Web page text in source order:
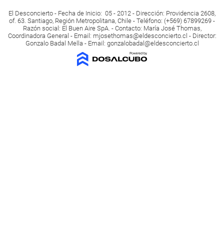
El Desconcierto - Fecha de Inicio: 05 - 2012 - Dirección: Providencia 2608,
of. 63. Santiago, Región Metropolitana, Chile - Teléfono: (+569) 67899269 -
Razón social: El Buen Aire SpA. - Contacto: María José Thomas,
Coordinadora General - Email: mjosethomas@eldesconcierto.cl - Director:
Gonzalo Badal Mella - Email: gonzalobadal@eldesconcierto.cl